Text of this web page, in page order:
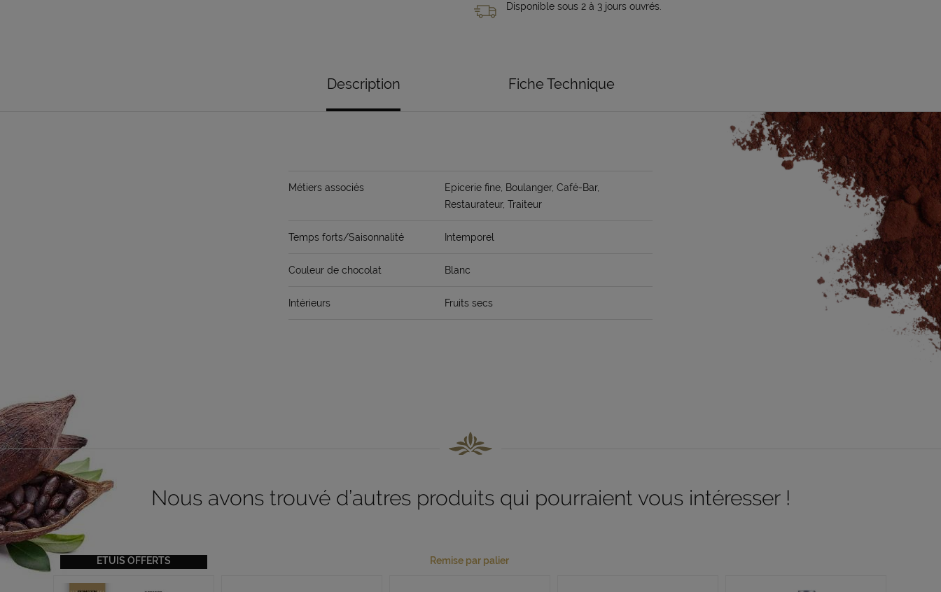
Disponible sous 2 à 3 jours ouvrés.
Description Fiche Technique
Métiers associés
Epicerie fine, Boulanger, Café-Bar,
Restaurateur, Traiteur
Temps forts/Saisonnalité Intemporel
Couleur de chocolat Blanc
Intérieurs Fruits secs
Nous avons trouvé d’autres produits qui pourraient vous intéresser !
ETUIS OFFERTS Remise par palier